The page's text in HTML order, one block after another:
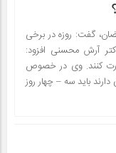
گفت: روزه در برخی
آرش محسنی افزود:
کنند. وی در خصوص
دارند باید سه – چهار روز